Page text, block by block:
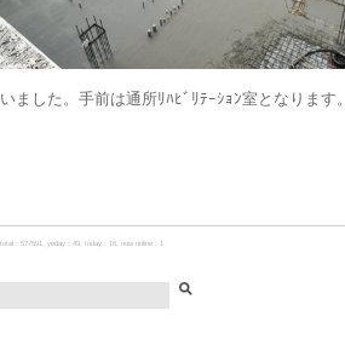
いました。手前は通所ﾘﾊﾋﾞﾘﾃｰｼｮﾝ室となります。
total：577591, yeday：49, today：16, now online：1